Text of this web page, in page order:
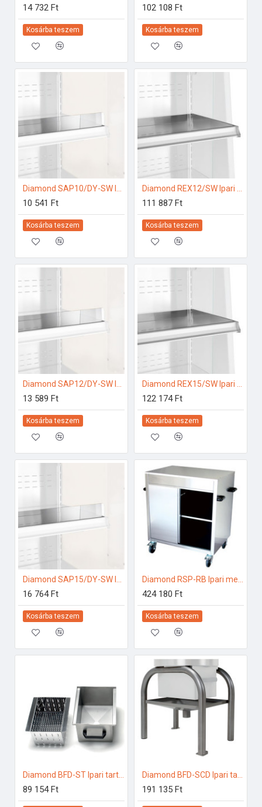
14 732 Ft
Kosárba teszem
102 108 Ft
Kosárba teszem
10 541 Ft
Kosárba teszem
111 887 Ft
Kosárba teszem
13 589 Ft
Kosárba teszem
122 174 Ft
Kosárba teszem
16 764 Ft
Kosárba teszem
424 180 Ft
Kosárba teszem
89 154 Ft 191 135 Ft